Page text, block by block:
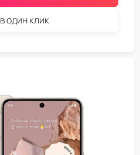
один клик